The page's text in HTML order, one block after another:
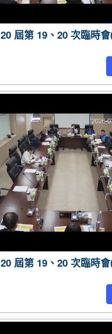
屆第 19、20 次臨時
屆第 19、20 次臨時